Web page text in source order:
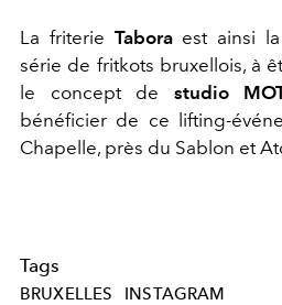
La friterie Taboraest ainsi la
série de fritkots bruxellois, à
le concept de studio
bénéficier de ce lifting-
Chapelle, près du Sablon et
Tags
BRUXELLES INSTAGRAM